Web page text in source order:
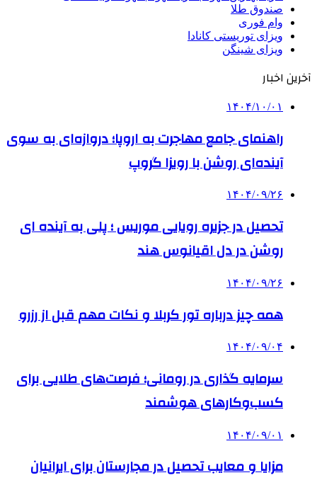
صندوق طلا
وام فوری
ویزای توریستی کانادا
ویزای شینگن
آخرین اخبار
۱۴۰۴/۱۰/۰۱
راهنمای جامع مهاجرت به اروپا؛ دروازه‌ای به سوی
آینده‌ای روشن با رویزا گروپ
۱۴۰۴/۰۹/۲۶
تحصیل در جزیره رویایی موریس ؛ پلی به آینده ‌ای
روشن در دل اقیانوس ‌هند
۱۴۰۴/۰۹/۲۶
همه چیز درباره تور کربلا و نکات مهم قبل از رزرو
۱۴۰۴/۰۹/۰۴
سرمایه گذاری در رومانی؛ فرصت‌های طلایی برای
کسب‌وکارهای هوشمند
۱۴۰۴/۰۹/۰۱
مزایا و معایب تحصیل در مجارستان برای ایرانیان